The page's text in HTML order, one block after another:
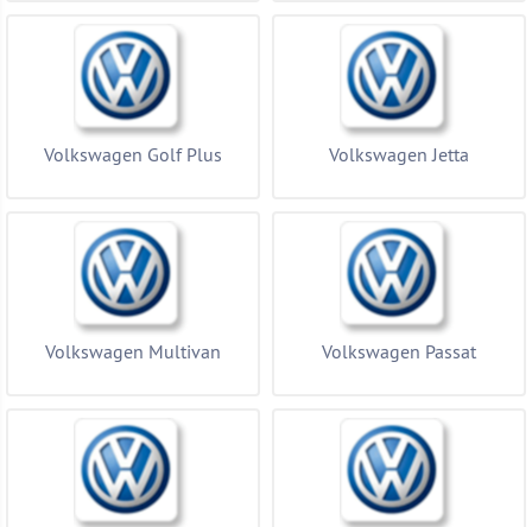
Volkswagen Golf Plus Volkswagen Jetta
Volkswagen Multivan Volkswagen Passat